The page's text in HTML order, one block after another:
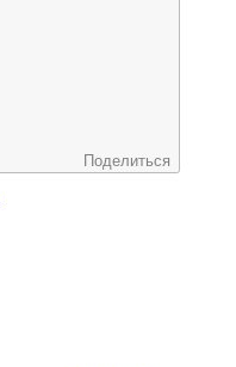
Поделиться